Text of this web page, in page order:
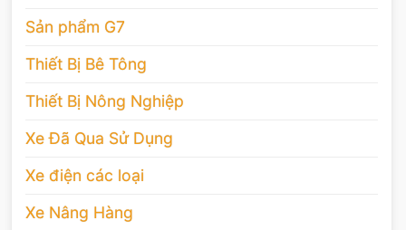
Sản phẩm G7
Thiết Bị Bê Tông
Thiết Bị Nông Nghiệp
Xe Đã Qua Sử Dụng
Xe điện các loại
Xe Nâng Hàng